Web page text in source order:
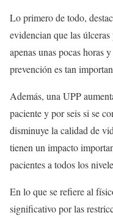
Lo primero de todo,
evidencian que las
apenas unas pocas horas
prevención es tan
Además, una UPP
paciente y por seis si se
disminuye la calidad de
tienen un impacto
pacientes a todos los
En lo que se refiere al
significativo por las